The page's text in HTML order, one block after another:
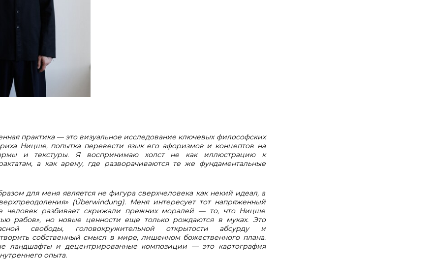
практика — это визуальное исследование ключевых философских
Ницше, попытка перевести язык его афоризмов и концептов на
и текстуры. Я воспринимаю холст не как иллюстрацию к
а как арену, где разворачиваются те же фундаментальные
для меня является не фигура сверхчеловека как некий идеал, а
(Überwindung). Меня интересует тот напряженный
человек разбивает скрижали прежних моралей — то, что Ницше
рабов», но новые ценности еще только рождаются в муках. Это
свободы, головокружительной открытости абсурду и
собственный смысл в мире, лишенном божественного плана.
ландшафты и децентрированные композиции — это картография
опыта.